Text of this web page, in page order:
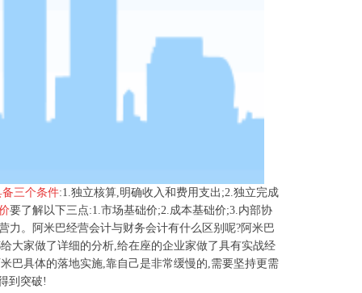
备三个条件:1.独立核算,明确收入和费用支出;2.独立完成
要了解以下三点:1.市场基础价;2.成本基础价;3.内部协
力。阿米巴经营会计与财务会计有什么区别呢?阿米巴
大家做了详细的分析,给在座的企业家做了具有实战经
巴具体的落地实施,靠自己是非常缓慢的,需要坚持更需
到突破!